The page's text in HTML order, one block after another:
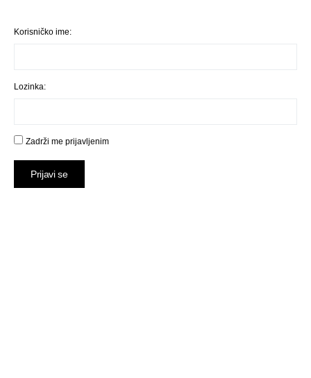
Korisničko ime:
Lozinka:
Zadrži me prijavljenim
Prijavi se